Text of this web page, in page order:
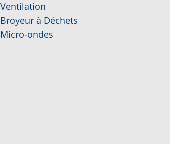
Ventilation
Broyeur à Déchets
Micro-ondes